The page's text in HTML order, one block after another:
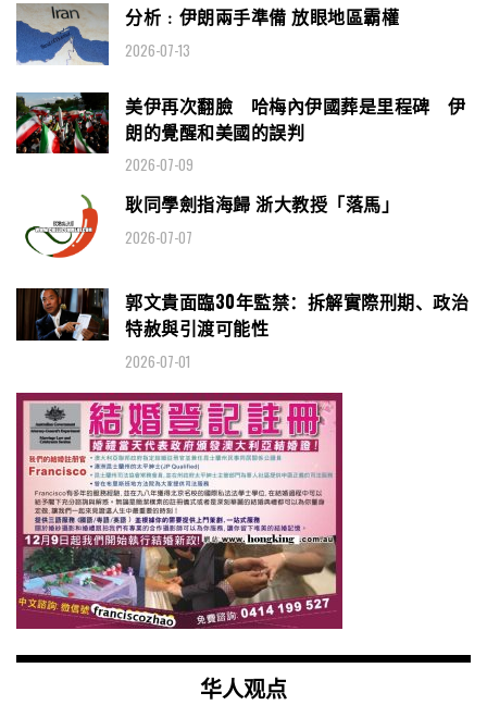
分析﹕伊朗兩手準備 放眼地區霸權
2026-07-13
美伊再次翻臉 哈梅內伊國葬是里程碑 伊
朗的覺醒和美國的誤判
2026-07-09
耿同學劍指海歸 浙大教授「落馬」
2026-07-07
郭文貴面臨30年監禁：拆解實際刑期、政治
特赦與引渡可能性
2026-07-01
华人观点